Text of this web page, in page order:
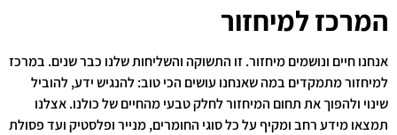
המרכז למיחזור
אנחנו חיים ונושמים מיחזור. זו התשוקה והשליחות שלנו כבר שנים. במרכז
למיחזור מתמקדים במה שאנחנו עושים הכי טוב: להנגיש ידע, להוביל
שינוי ולהפוך את תחום המיחזור לחלק טבעי מהחיים של כולנו. אצלנו
תמצאו מידע רחב ומקיף על כל סוגי החומרים, מנייר ופלסטיק ועד פסולת